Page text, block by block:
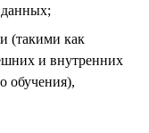
(такими как
и внутренних
обучения),